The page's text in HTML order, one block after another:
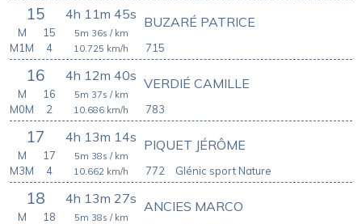
15 4h 11m 45s
715
BUZARÉ PATRICE
5m 36s / km
10.725 km/h
M
15
M1M
4
16 4h 12m 40s
783
VERDIÉ CAMILLE
5m 37s / km
10.686 km/h
M
16
M0M
2
17 4h 13m 14s
772
PIQUET JÉRÔME
5m 38s / km
10.662 km/h
M
17
M3M
4 Glénic sport Nature
18 4h 13m 27s ANCIES MARCO
5m 38s / km
M
18